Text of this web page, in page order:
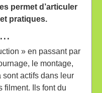
permet d’articuler
pratiques.
» en passant par
le montage,
sont actifs dans leur
filment. Ils font du